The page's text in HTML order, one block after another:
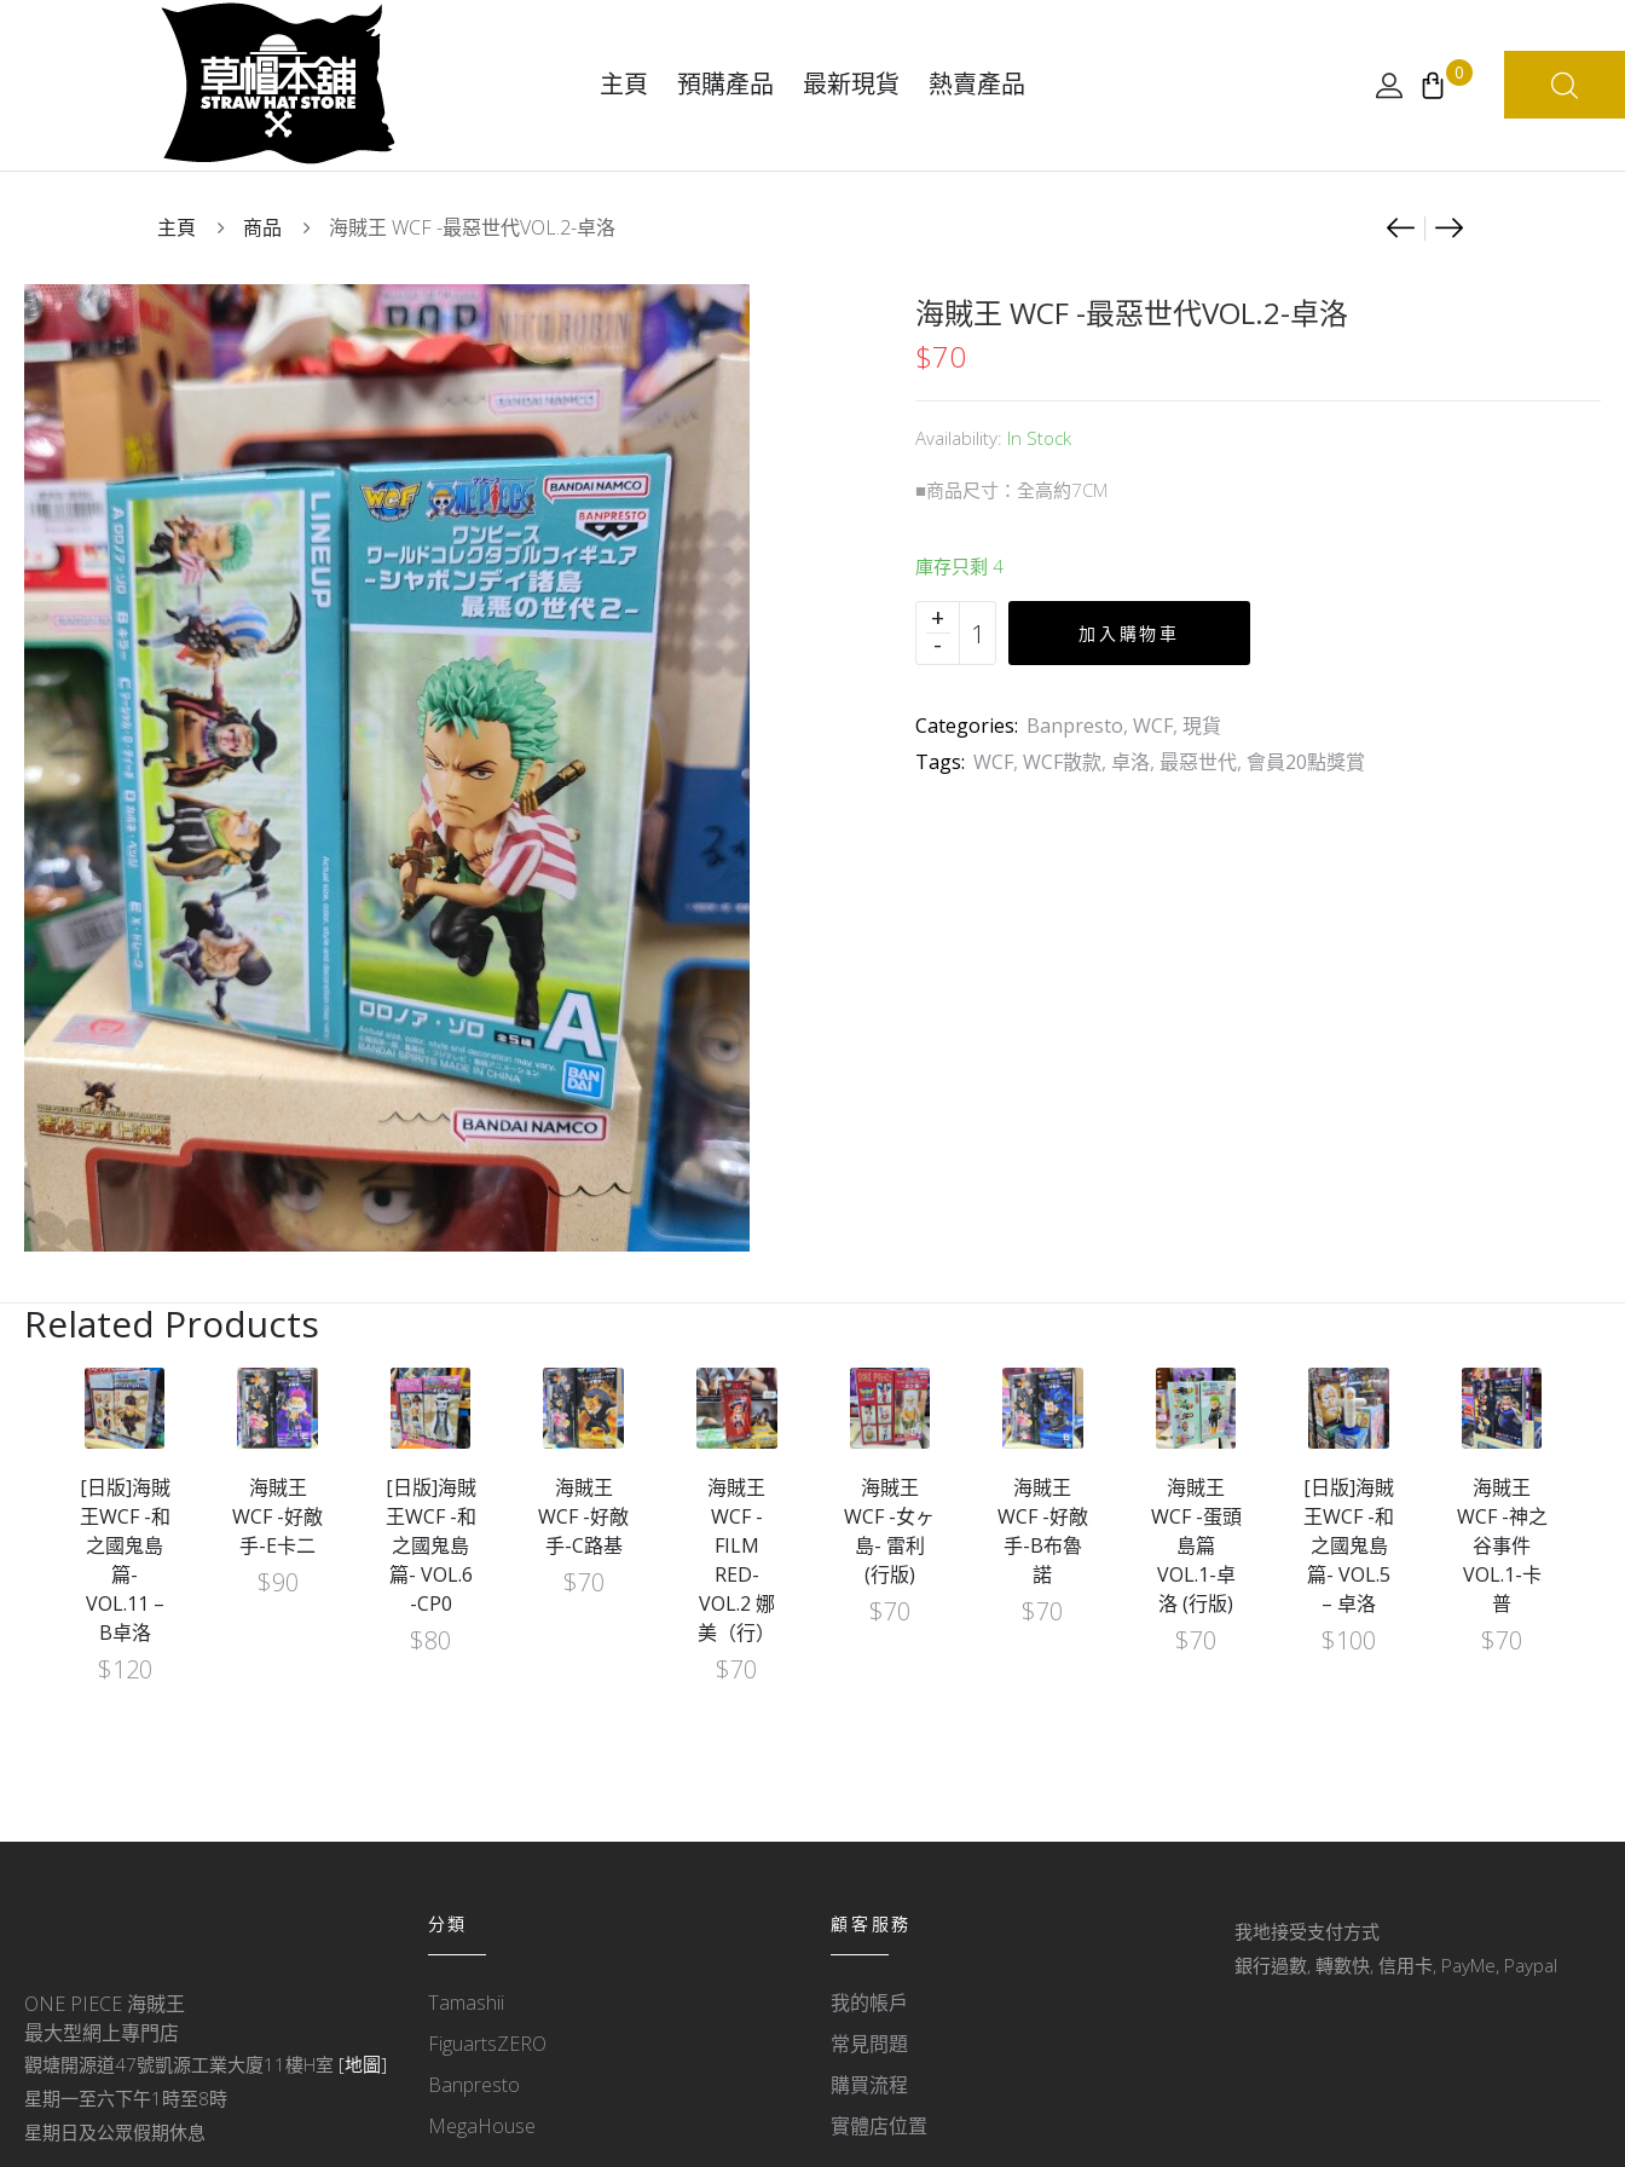
主頁 預購產品 最新現貨 熱賣產品 0
主頁 商品 海賊王 WCF -最惡世代VOL.2-卓洛
Product
海S.H.Figuarts
海賊王 WCF -最惡世代VOL.2-卓洛
$70
Availability: In Stock
■商品尺寸：全高約7CM
庫存只剩 4
加入購物車
Categories: Banpresto, WCF, 現貨
Tags: WCF, WCF散款, 卓洛, 最惡世代, 會員20點獎賞
Related Products
[日版]海賊
王WCF -和
之國鬼島
篇-
VOL.11 –
B卓洛
$120
海賊王
WCF -好敵
手-E卡二
$90
[日版]海賊
王WCF -和
之國鬼島
篇- VOL.6
-CP0
$80
海賊王
WCF -好敵
手-C路基
$70
海賊王
WCF -
FILM
RED-
VOL.2 娜
美（行）
$70
海賊王
WCF -女ヶ
島- 雷利
(行版)
$70
海賊王
WCF -好敵
手-B布魯
諾
$70
海賊王
WCF -蛋頭
島篇
VOL.1-卓
洛 (行版)
$70
[日版]海賊
王WCF -和
之國鬼島
篇- VOL.5
– 卓洛
$100
海賊王
WCF -神之
谷事件
VOL.1-卡
普
$70
ONE PIECE 海賊王
最大型網上專門店
觀塘開源道47號凱源工業大廈11樓H室 [地圖]
星期一至六下午1時至8時
星期日及公眾假期休息
分類
Tamashii
FiguartsZERO
Banpresto
MegaHouse
顧客服務
我的帳戶
常見問題
購買流程
實體店位置
我地接受支付方式
銀行過數, 轉數快, 信用卡, PayMe, Paypal